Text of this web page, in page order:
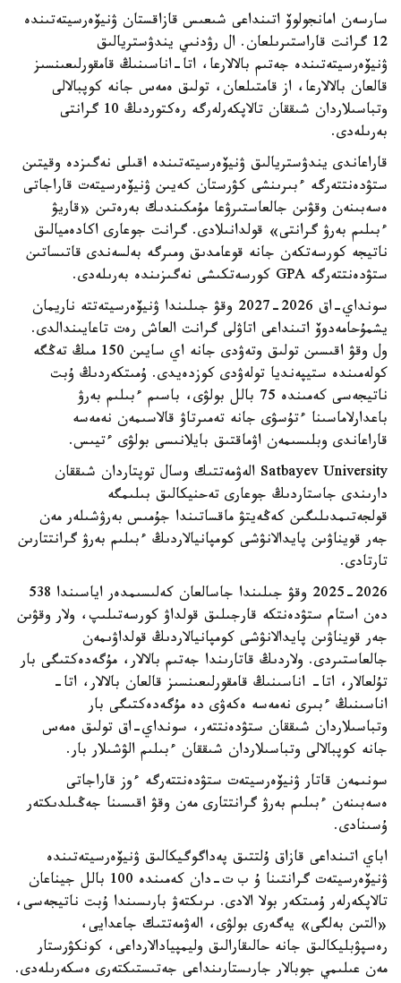
سارسەن امانجولوۆ اتىنداعى شىعىس قازاقستان ۋنيۆەرسيتەتىندە
12 گرانت قاراستىرىلعان. ال رۋدنىي يندۋستريالىق
ۋنيۆەرسيتەتىندە جەتىم بالالارعا، اتا-اناسىنىڭ قامقورلىعىنسىز
قالعان بالالارعا، از قامتىلعان، تولىق ەمەس جانە كوپبالالى
وتباسىلاردان شىققان تالاپكەرلەرگە رەكتوردىڭ 10 گرانتى
بەرىلەدى.
قاراعاندى يندۋستريالىق ۋنيۆەرسيتەتىندە اقىلى نەگىزدە وقيتىن
ستۋدەنتتەرگە ءبىرىنشى كۋرستان كەيىن ۋنيۆەرسيتەت قاراجاتى
ەسەبىنەن وقۋىن جالعاستىرۋعا مۇمكىندىك بەرەتىن «قاريۋ
ءبىلىم بەرۋ گرانتى» قولدانىلادى. گرانت جوعارى اكادەميالىق
ناتيجە كورسەتكەن جانە قوعامدىق ومىرگە بەلسەندى قاتىساتىن
ستۋدەنتتەرگە GPA كورسەتكىشى نەگىزىندە بەرىلەدى.
سونداي-اق 2026-2027 وقۋ جىلىندا ۋنيۆەرسيتەتتە ناريمان
يشمۇحامەدوۆ اتىنداعى اتاۋلى گرانت العاش رەت تاعايىندالدى.
ول وقۋ اقىسىن تولىق وتەۋدى جانە اي سايىن 150 مىڭ تەڭگە
كولەمىندە ستيپەنديا تولەۋدى كوزدەيدى. ۇمىتكەردىڭ ۇبت
ناتيجەسى كەمىندە 75 بالل بولۋى، باسىم ءبىلىم بەرۋ
باعدارلاماسىنا ءتۇسۋى جانە تەمىرتاۋ قالاسىمەن نەمەسە
قاراعاندى وبلىسىمەن اۋماقتىق بايلانىسى بولۋى ءتيىس.
Satbayev University الەۋمەتتىك وسال توپتاردان شىققان
دارىندى جاستاردىڭ جوعارى تەحنيكالىق بىلىمگە
قولجەتىمدىلىگىن كەڭەيتۋ ماقساتىندا جۇمىس بەرۋشىلەر مەن
جەر قويناۋىن پايدالانۋشى كومپانيالاردىڭ ءبىلىم بەرۋ گرانتتارىن
تارتادى.
2025-2026 وقۋ جىلىندا جاسالعان كەلىسىمدەر اياسىندا 538
دەن استام ستۋدەنتكە قارجىلىق قولداۋ كورسەتىلىپ، ولار وقۋىن
جەر قويناۋىن پايدالانۋشى كومپانيالاردىڭ قولداۋىمەن
جالعاستىردى. ولاردىڭ قاتارىندا جەتىم بالالار، مۇگەدەكتىگى بار
تۇلعالار، اتا- اناسىنىڭ قامقورلىعىنسىز قالعان بالالار، اتا-
اناسىنىڭ ءبىرى نەمەسە ەكەۋى دە مۇگەدەكتىگى بار
وتباسىلاردان شىققان ستۋدەنتتەر، سونداي-اق تولىق ەمەس
جانە كوپبالالى وتباسىلاردان شىققان ءبىلىم الۋشىلار بار.
سونىمەن قاتار ۋنيۆەرسيتەت ستۋدەنتتەرگە ءوز قاراجاتى
ەسەبىنەن ءبىلىم بەرۋ گرانتتارى مەن وقۋ اقىسىنا جەڭىلدىكتەر
ۇسىنادى.
اباي اتىنداعى قازاق ۇلتتىق پەداگوگيكالىق ۋنيۆەرسيتەتىندە
ۋنيۆەرسيتەت گرانتىنا ۇ ب ت-دان كەمىندە 100 بالل جيناعان
تالاپكەرلەر ۇمىتكەر بولا الادى. ىرىكتەۋ بارىسىندا ۇبت ناتيجەسى،
«التىن بەلگى» يەگەرى بولۋى، الەۋمەتتىك جاعدايى،
رەسپۋبليكالىق جانە حالىقارالىق وليمپيادالارداعى، كونكۋرستار
مەن عىلىمي جوبالار جارىستارىنداعى جەتىستىكتەرى ەسكەرىلەدى.